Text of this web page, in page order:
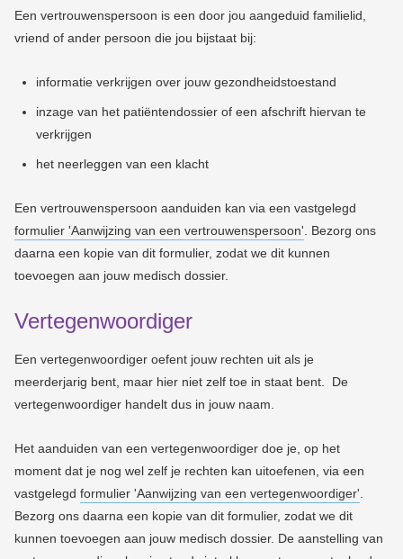
Een vertrouwenspersoon is een door jou aangeduid familielid,
vriend of ander persoon die jou bijstaat bij:
informatie verkrijgen over jouw gezondheidstoestand
inzage van het patiëntendossier of een afschrift hiervan te
verkrijgen
het neerleggen van een klacht
Een vertrouwenspersoon aanduiden kan via een vastgelegd
formulier 'Aanwijzing van een vertrouwenspersoon' . Bezorg ons
daarna een kopie van dit formulier, zodat we dit kunnen
toevoegen aan jouw medisch dossier.
Vertegenwoordiger
Een vertegenwoordiger oefent jouw rechten uit als je
meerderjarig bent, maar hier niet zelf toe in staat bent. De
vertegenwoordiger handelt dus in jouw naam.
Het aanduiden van een vertegenwoordiger doe je, op het
moment dat je nog wel zelf je rechten kan uitoefenen, via een
vastgelegd formulier 'Aanwijzing van een vertegenwoordiger'
Bezorg ons daarna een kopie van dit formulier, zodat we dit
kunnen toevoegen aan jouw medisch dossier. De aanstelling van